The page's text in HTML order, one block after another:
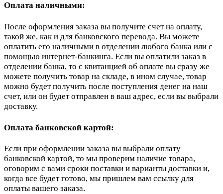
Оплата наличными:
После оформления заказа вы получите счет на оплату,
такой же, как и для банковского перевода. Вы можете
оплатить его наличными в отделении любого банка или с
помощью интернет-банкинга. Если вы оплатили заказ в
отделении банка, то с квитанцией об оплате вы сразу же
можете получить товар на складе, в ином случае, товар
можно будет получить после поступления денег на наш
счет, или он будет отправлен в ваш адрес, если вы выбрали
доставку.
Оплата банковской картой:
Если при оформлении заказа вы выбрали оплату
банковской картой, то мы проверим наличие товара,
оговорим с вами сроки поставки и варианты доставки и,
когда все будет готово, мы пришлем вам ссылку для
оплаты вашего заказа.